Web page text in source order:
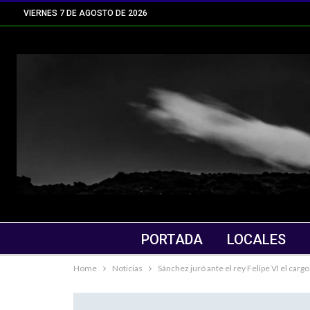
VIERNES 7 DE AGOSTO DE 2026
PORTADA LOCALES
Home Noticias Sánchez juró ante el rey Felipe VI el